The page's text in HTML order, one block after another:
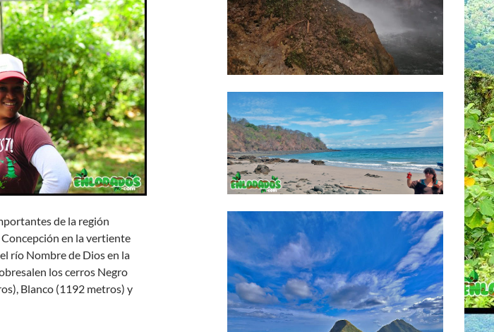
de la región
Concepción en la vertiente
río Nombre de Dios en la
los cerros Negro
Blanco (1192 metros) y